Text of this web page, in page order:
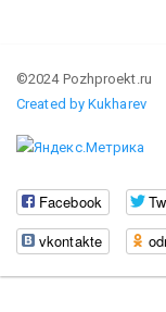
©2024 Pozhproekt.ru
Created by Kukharev
Facebook
vkontakte